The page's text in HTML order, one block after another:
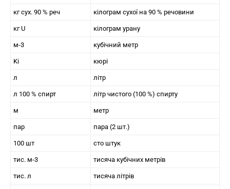
кг сух. 90 % реч кілограм сухої на 90 % речовини
кг U кілограм урану
м-3 кубічний метр
Ki кюрі
л літр
л 100 % спирт літр чистого (100 %) спирту
м метр
пар пара (2 шт.)
100 шт сто штук
тис. м-3 тисяча кубічних метрів
тис. л тисяча літрів